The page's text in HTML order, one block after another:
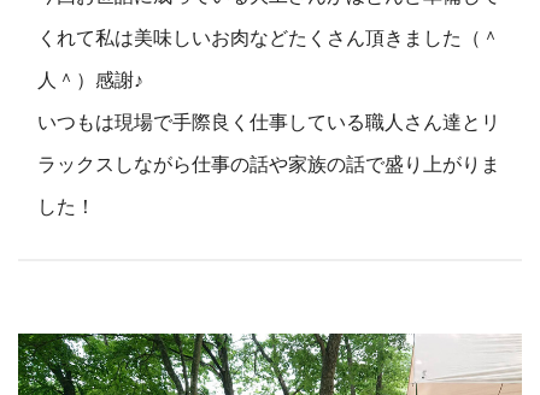
くれて私は美味しいお肉などたくさん頂きました（＾
人＾）感謝♪
いつもは現場で手際良く仕事している職人さん達とリ
ラックスしながら仕事の話や家族の話で盛り上がりま
した！